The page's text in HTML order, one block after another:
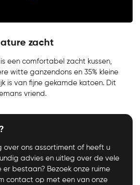
zacht
een comfortabel zacht kussen,
witte ganzendons en 35% kleine
is van fijne gekamde katoen. Dit
vriend.
over ons assortiment of heeft u
advies en uitleg over de vele
er bestaan? Bezoek onze ruime
contact op met een van onze